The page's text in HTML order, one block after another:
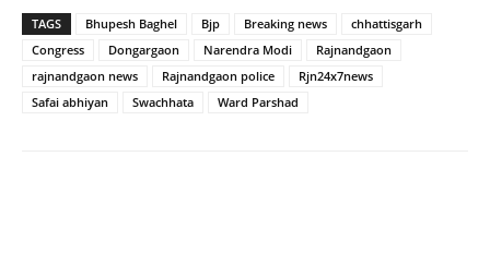
TAGS Bhupesh Baghel Bjp Breaking news
chhattisgarh
Congress
Dongargaon Narendra Modi
Rajnandgaon
rajnandgaon news
Rajnandgaon police
Rjn24x7news
Safai abhiyan
Swachhata Ward Parshad